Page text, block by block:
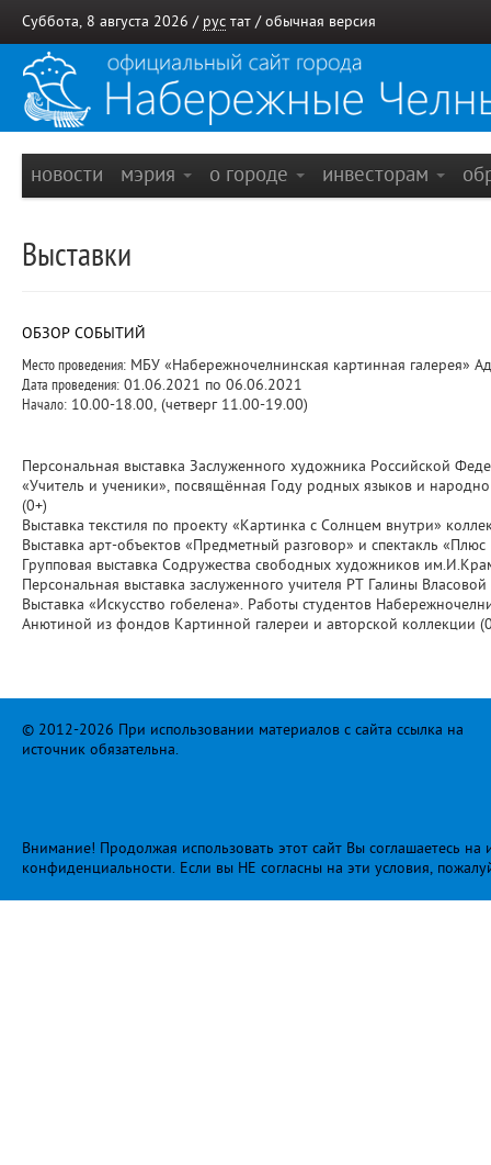
Суббота, 8 августа 2026 / рус тат / обычная версия
новости мэрия о городе инвесторам
Выставки
ОБЗОР СОБЫТИЙ
Место проведения: МБУ «Набережночелнинская картинная галерея»
Дата проведения: 01.06.2021 по 06.06.2021
Начало: 10.00-18.00, (четверг 11.00-19.00)
Персональная выставка Заслуженного художника Российской
«Учитель и ученики», посвящённая Году родных языков и
(0+)
Выставка текстиля по проекту «Картинка с Солнцем внутри»
Выставка арт-объектов «Предметный разговор» и спектакль
Групповая выставка Содружества свободных художников
Персональная выставка заслуженного учителя РТ Галины
Выставка «Искусство гобелена». Работы студентов
Анютиной из фондов Картинной галереи и авторской коллекции
© 2012-2026 При использовании материалов с сайта ссылка на
источник обязательна.
Внимание! Продолжая использовать этот сайт Вы соглашаетесь
конфиденциальности. Если вы НЕ согласны на эти условия,